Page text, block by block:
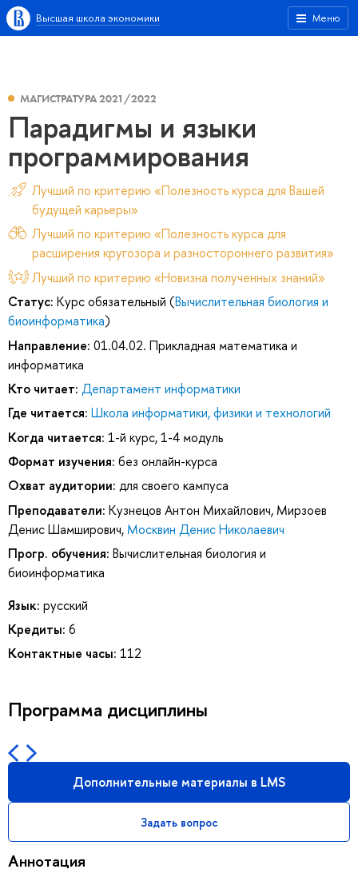
Меню
Высшая школа экономики
МАГИСТРАТУРА 2021/2022
Парадигмы и языки
программирования
Лучший по критерию «Полезность курса для Вашей
будущей карьеры»
Лучший по критерию «Полезность курса для
расширения кругозора и разностороннего развития»
Лучший по критерию «Новизна полученных знаний»
Статус: Курс обязательный (Вычислительная биология и
биоинформатика)
Направление: 01.04.02. Прикладная математика и
информатика
Кто читает: Департамент информатики
Где читается: Школа информатики, физики и технологий
Когда читается: 1-й курс, 1-4 модуль
Формат изучения: без онлайн-курса
Охват аудитории: для своего кампуса
Преподаватели: Кузнецов Антон Михайлович, Мирзоев
Денис Шамширович, Москвин Денис Николаевич
Прогр. обучения: Вычислительная биология и
биоинформатика
Язык: русский
Кредиты: 6
Контактные часы: 112
Программа дисциплины
Дополнительные материалы в LMS
Задать вопрос
Аннотация